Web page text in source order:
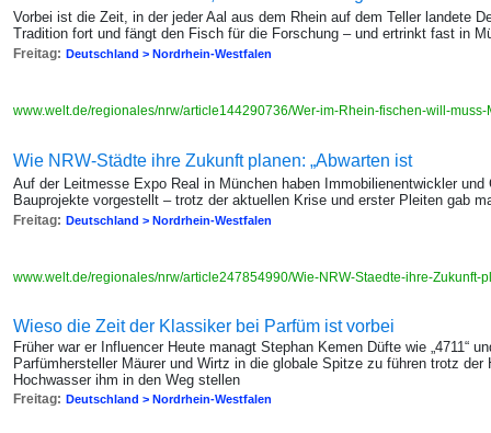
Vorbei ist die Zeit, in der jeder Aal aus dem Rhein auf dem Teller landete
Tradition fort und fängt den Fisch für die Forschung – und ertrinkt fast in
Freitag: Deutschland > Nordrhein-Westfalen
www.welt.de/regionales/nrw/article144290736/Wer-im-Rhein-fischen-will-
Wie NRW-Städte ihre Zukunft planen: „Abwarten ist
Auf der Leitmesse Expo Real in München haben Immobilienentwickler
Bauprojekte vorgestellt – trotz der aktuellen Krise und erster Pleiten gab
Freitag: Deutschland > Nordrhein-Westfalen
www.welt.de/regionales/nrw/article247854990/Wie-NRW-Staedte-ihre-
Wieso die Zeit der Klassiker bei Parfüm ist vorbei
Früher war er Influencer Heute managt Stephan Kemen Düfte wie „4711“
Parfümhersteller Mäurer und Wirtz in die globale Spitze zu führen trotz der
Hochwasser ihm in den Weg stellen
Freitag: Deutschland > Nordrhein-Westfalen